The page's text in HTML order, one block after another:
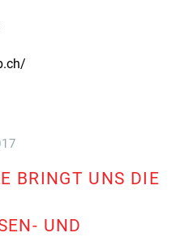
BRINGT UNS DIE
UND